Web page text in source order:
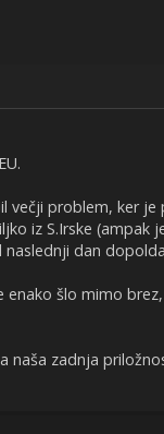
problem, ker je
iz S.Irske (ampak
dan
šlo mimo
zadnja